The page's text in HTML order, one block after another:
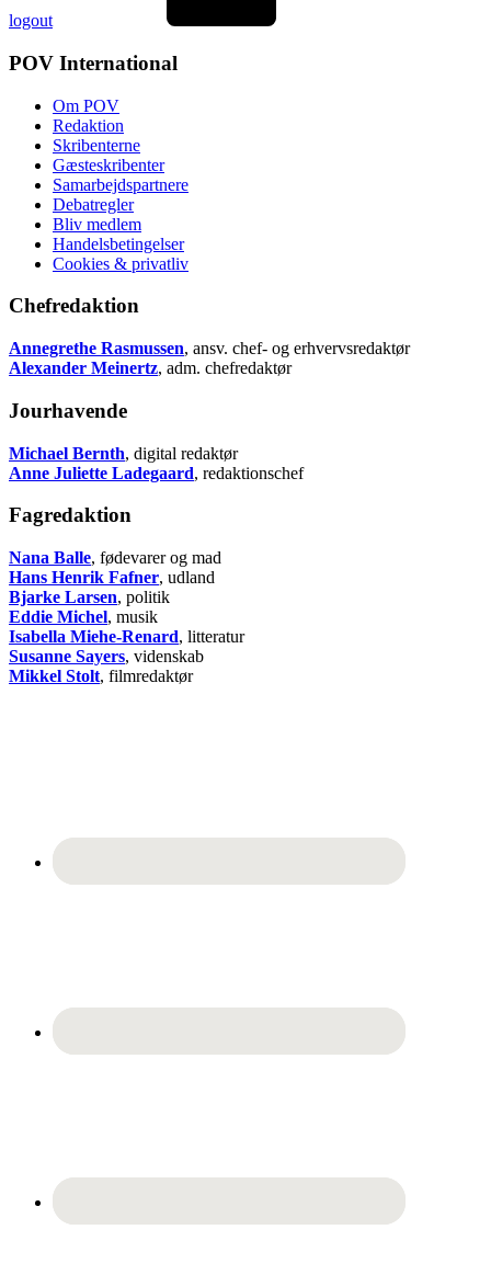
logout
POV International
Om POV
Redaktion
Skribenterne
Gæsteskribenter
Samarbejdspartnere
Debatregler
Bliv medlem
Handelsbetingelser
Cookies & privatliv
Chefredaktion
Annegrethe Rasmussen, ansv. chef- og erhvervsredaktør
Alexander Meinertz, adm. chefredaktør
Jourhavende
Michael Bernth, digital redaktør
Anne Juliette Ladegaard, redaktionschef
Fagredaktion
Nana Balle, fødevarer og mad
Hans Henrik Fafner, udland
Bjarke Larsen, politik
Eddie Michel, musik
Isabella Miehe-Renard, litteratur
Susanne Sayers, videnskab
Mikkel Stolt, filmredaktør